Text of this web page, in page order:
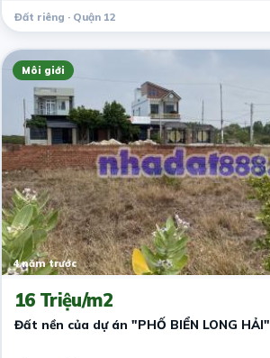
Đất riêng · Quận 12
Môi giới
4 năm trước
16 Triệu/m2
Đất nền của dự án "PHỐ BIỂN LONG HẢI"